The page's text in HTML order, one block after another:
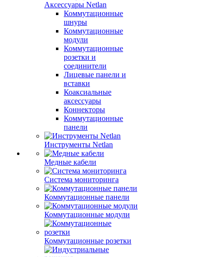
Аксессуары Netlan
Коммутационные
шнуры
Коммутационные
модули
Коммутационные
розетки и
соединители
Лицевые панели и
вставки
Коаксиальные
аксессуары
Коннекторы
Коммутационные
панели
Инструменты Netlan
Медные кабели
Система мониторинга
Коммутационные панели
Коммутационные модули
Коммутационные розетки